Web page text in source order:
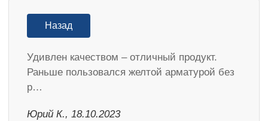
Назад
Удивлен качеством – отличный продукт.
Раньше пользовался желтой арматурой без
р…
Юрий К., 18.10.2023